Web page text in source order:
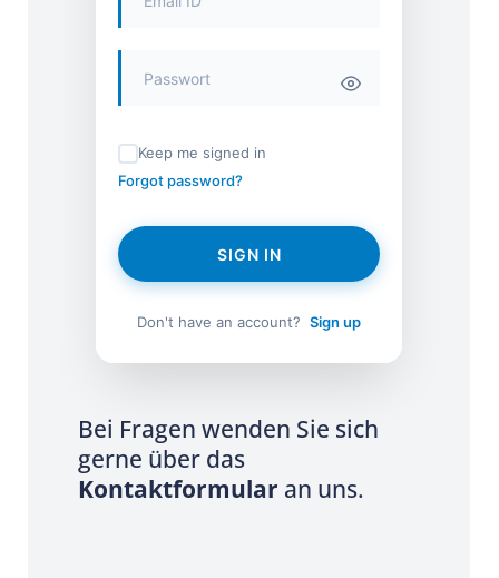
Keep me signed in
Forgot password?
SIGN IN
Don't have an account? Sign up
Bei Fragen wenden Sie sich
gerne über das
Kontaktformular an uns.